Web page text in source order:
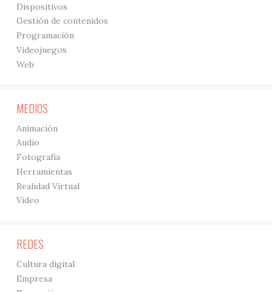
Dispositivos
Gestión de contenidos
Programación
Videojuegos
Web
MEDIOS
Animación
Audio
Fotografía
Herramientas
Realidad Virtual
Vídeo
REDES
Cultura digital
Empresa